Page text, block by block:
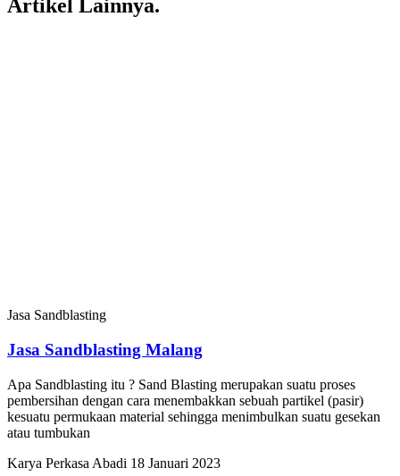
Artikel Lainnya.
Jasa Sandblasting
Jasa Sandblasting Malang
Apa Sandblasting itu ? Sand Blasting merupakan suatu proses
pembersihan dengan cara menembakkan sebuah partikel (pasir)
kesuatu permukaan material sehingga menimbulkan suatu gesekan
atau tumbukan
Karya Perkasa Abadi 18 Januari 2023